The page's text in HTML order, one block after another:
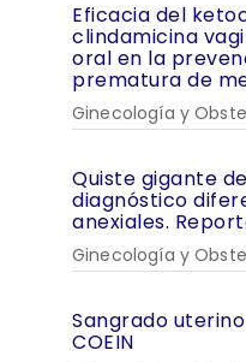
Eficacia del
clindamicina
oral en la
prematura de
Ginecología y
Quiste gigante
diagnóstico
anexiales.
Ginecología y
Sangrado
COEIN